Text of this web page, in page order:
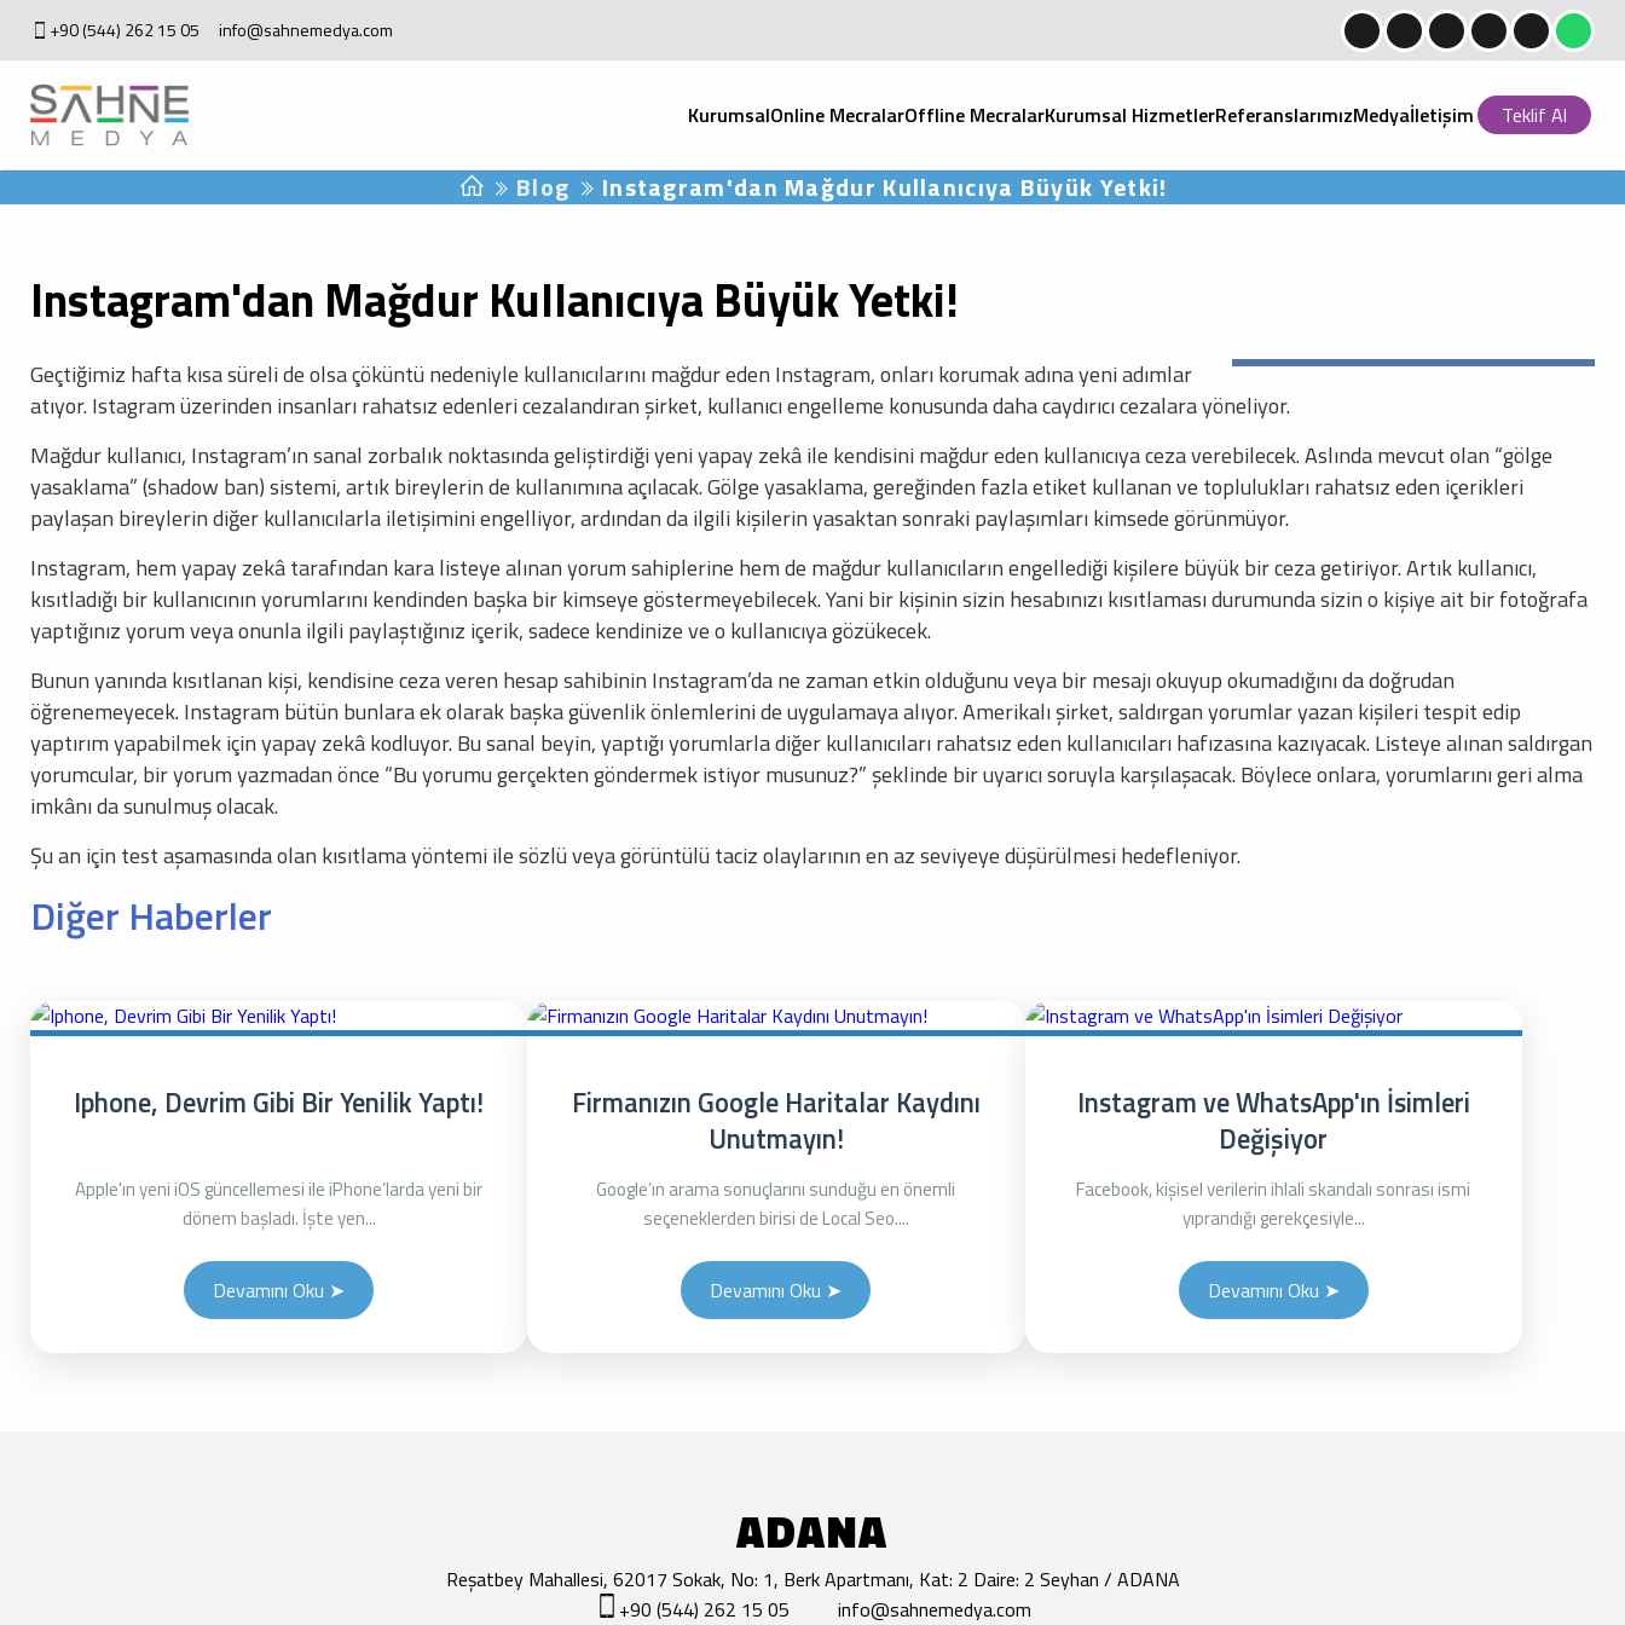
+90 (544) 262 15 05 info@sahnemedya.com
KurumsalOnline MecralarOffline MecralarKurumsal HizmetlerReferanslarımızMedyaİletişim Teklif Al
Blog Instagram'dan Mağdur Kullanıcıya Büyük Yetki!
Instagram'dan Mağdur Kullanıcıya Büyük Yetki!
Geçtiğimiz hafta kısa süreli de olsa çöküntü nedeniyle kullanıcılarını mağdur eden Instagram, onları korumak adına yeni adımlar
atıyor. Istagram üzerinden insanları rahatsız edenleri cezalandıran şirket, kullanıcı engelleme konusunda daha caydırıcı cezalara yöneliyor.
Mağdur kullanıcı, Instagram’ın sanal zorbalık noktasında geliştirdiği yeni yapay zekâ ile kendisini mağdur eden kullanıcıya ceza verebilecek. Aslında mevcut olan “gölge
yasaklama” (shadow ban) sistemi, artık bireylerin de kullanımına açılacak. Gölge yasaklama, gereğinden fazla etiket kullanan ve toplulukları rahatsız eden içerikleri
paylaşan bireylerin diğer kullanıcılarla iletişimini engelliyor, ardından da ilgili kişilerin yasaktan sonraki paylaşımları kimsede görünmüyor.
Instagram, hem yapay zekâ tarafından kara listeye alınan yorum sahiplerine hem de mağdur kullanıcıların engellediği kişilere büyük bir ceza getiriyor. Artık kullanıcı,
kısıtladığı bir kullanıcının yorumlarını kendinden başka bir kimseye göstermeyebilecek. Yani bir kişinin sizin hesabınızı kısıtlaması durumunda sizin o kişiye ait bir fotoğrafa
yaptığınız yorum veya onunla ilgili paylaştığınız içerik, sadece kendinize ve o kullanıcıya gözükecek.
Bunun yanında kısıtlanan kişi, kendisine ceza veren hesap sahibinin Instagram’da ne zaman etkin olduğunu veya bir mesajı okuyup okumadığını da doğrudan
öğrenemeyecek. Instagram bütün bunlara ek olarak başka güvenlik önlemlerini de uygulamaya alıyor. Amerikalı şirket, saldırgan yorumlar yazan kişileri tespit edip
yaptırım yapabilmek için yapay zekâ kodluyor. Bu sanal beyin, yaptığı yorumlarla diğer kullanıcıları rahatsız eden kullanıcıları hafızasına kazıyacak. Listeye alınan saldırgan
yorumcular, bir yorum yazmadan önce “Bu yorumu gerçekten göndermek istiyor musunuz?” şeklinde bir uyarıcı soruyla karşılaşacak. Böylece onlara, yorumlarını geri alma
imkânı da sunulmuş olacak.
Şu an için test aşamasında olan kısıtlama yöntemi ile sözlü veya görüntülü taciz olaylarının en az seviyeye düşürülmesi hedefleniyor.
Diğer Haberler
Iphone, Devrim Gibi Bir Yenilik Yaptı!
Apple'ın yeni iOS güncellemesi ile iPhone’larda yeni bir
dönem başladı. İşte yen...
Devamını Oku ➤
Firmanızın Google Haritalar Kaydını
Unutmayın!
Google’ın arama sonuçlarını sunduğu en önemli
seçeneklerden birisi de Local Seo....
Devamını Oku ➤
Instagram ve WhatsApp'ın İsimleri
Değişiyor
Facebook, kişisel verilerin ihlali skandalı sonrası ismi
yıprandığı gerekçesiyle...
Devamını Oku ➤
ADANA
Reşatbey Mahallesi, 62017 Sokak, No: 1, Berk Apartmanı, Kat: 2 Daire: 2 Seyhan / ADANA
+90 (544) 262 15 05
info@sahnemedya.com